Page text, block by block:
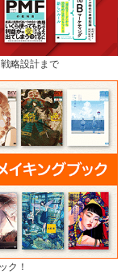
略設計まで
ク！